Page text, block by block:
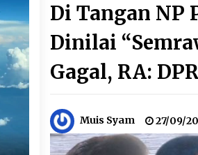
Di Tangan NP
Dinilai
Gagal, RA:
Muis Syam 27/09/